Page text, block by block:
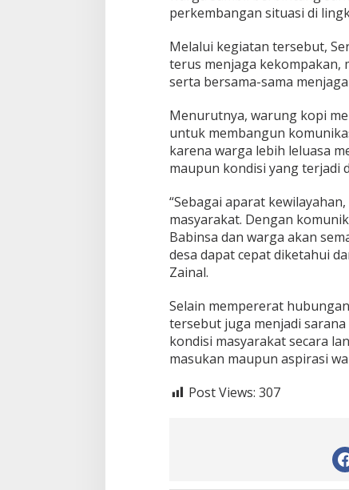
a
t
r
a
h
i
d
a
n
J
g
a
K
e
k
a
k
a
n
s
perkembangan situasi di
Melalui kegiatan tersebut,
terus menjaga
serta bersama-sama
Menurutnya, warung kopi
untuk membangun
karena warga lebih leluasa
maupun kondisi yang terjadi
“Sebagai aparat
masyarakat. Dengan
Babinsa dan warga akan
desa dapat cepat diketahui
Zainal.
Selain mempererat
tersebut juga menjadi
kondisi masyarakat secara
masukan maupun aspirasi
Post Views: 307